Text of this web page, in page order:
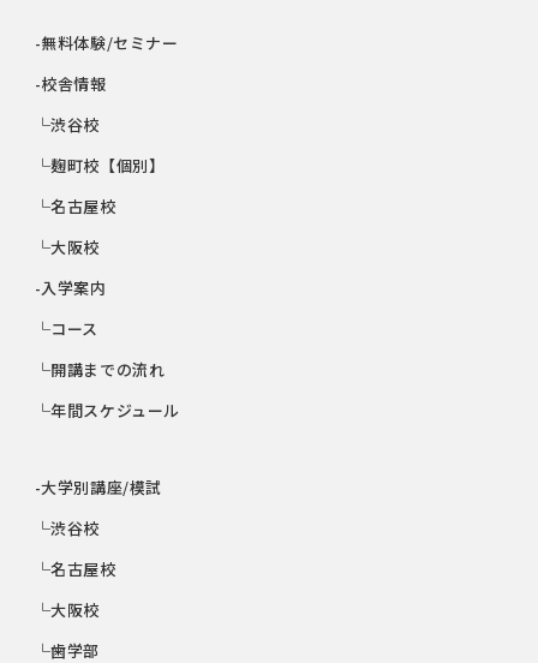
-無料体験/セミナー
-校舎情報
└渋谷校
└麹町校【個別】
└名古屋校
└大阪校
-入学案内
└コース
└開講までの流れ
└年間スケジュール
-大学別講座/模試
└渋谷校
└名古屋校
└大阪校
└歯学部